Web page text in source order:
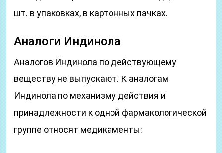
шт. в упаковках, в картонных пачках.
Аналоги Индинола
Аналогов Индинола по действующему
веществу не выпускают. К аналогам
Индинола по механизму действия и
принадлежности к одной фармакологической
группе относят медикаменты: